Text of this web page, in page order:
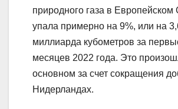
природного газа в
упала примерно на 9%, или на
миллиарда кубометров за
месяцев 2022 года. Это
основном за счет сокращения
Нидерландах.